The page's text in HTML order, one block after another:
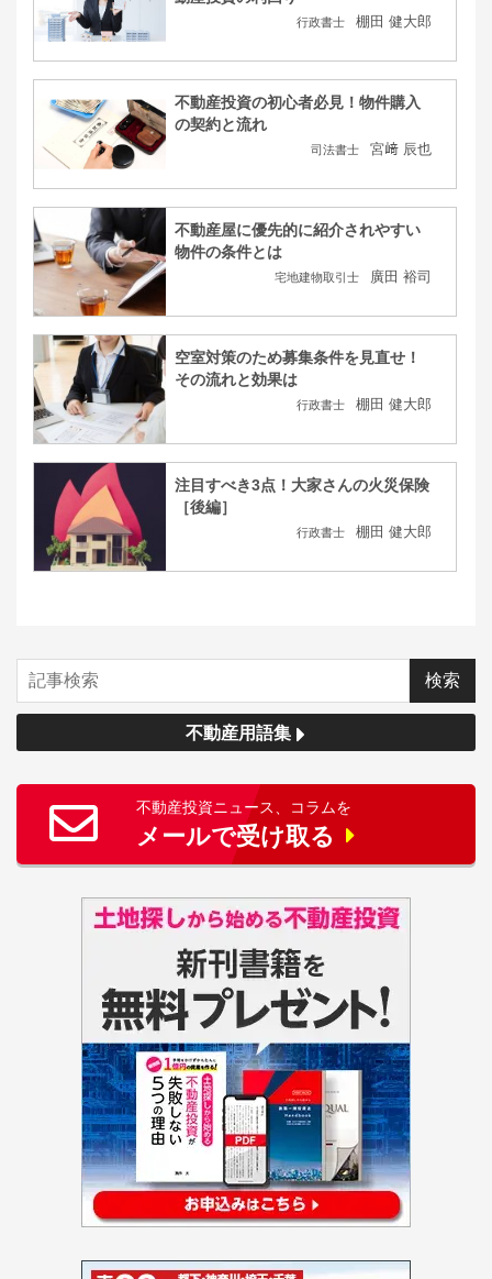
行政書士 棚田 健大郎
不動産投資の初心者必見！物件購入
の契約と流れ
司法書士 宮﨑 辰也
不動産屋に優先的に紹介されやすい
物件の条件とは
宅地建物取引士 廣田 裕司
空室対策のため募集条件を見直せ！
その流れと効果は
行政書士 棚田 健大郎
注目すべき3点！大家さんの火災保険
［後編］
行政書士 棚田 健大郎
不動産用語集
不動産投資ニュース、コラムを
メールで受け取る